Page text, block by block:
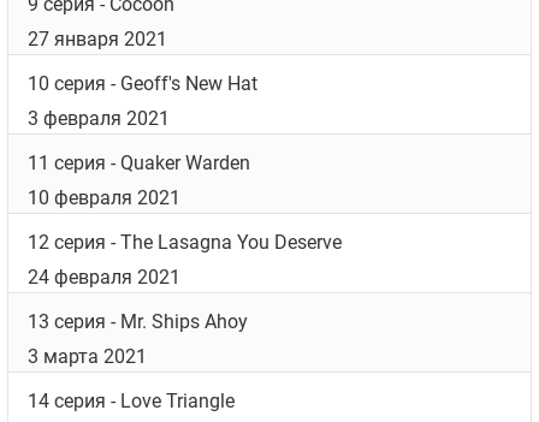
27 января 2021
10 серия - Geoff's New Hat
3 февраля 2021
11 серия - Quaker Warden
10 февраля 2021
12 серия - The Lasagna You Deserve
24 февраля 2021
13 серия - Mr. Ships Ahoy
3 марта 2021
14 серия - Love Triangle